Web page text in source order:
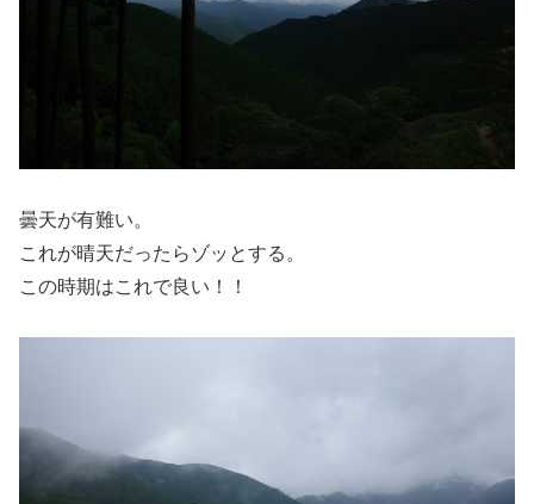
曇天が有難い。
これが晴天だったらゾッとする。
この時期はこれで良い！！